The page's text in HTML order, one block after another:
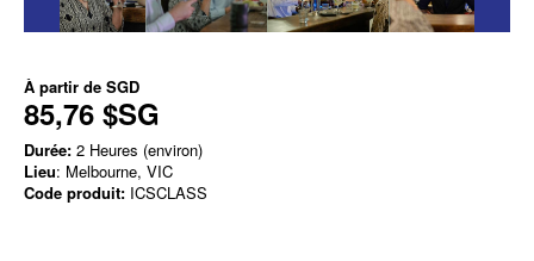
À partir de SGD
85,76 $SG
Durée: 2 Heures (environ)
Lieu: Melbourne, VIC
Code produit: ICSCLASS